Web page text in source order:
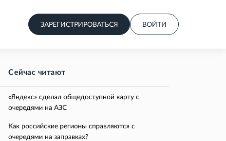
ЗАРЕГИСТРИРОВАТЬСЯ ВОЙТИ
Сейчас читают
«Яндекс» сделал общедоступной карту с
очередями на АЗС
Как российские регионы справляются с
очередями на заправках?